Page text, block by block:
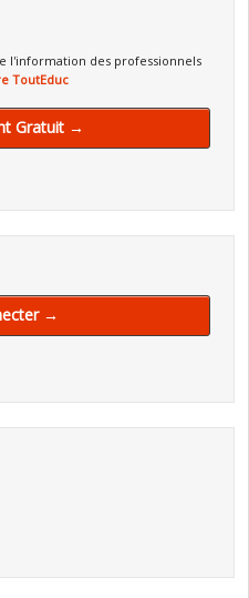
l'information des professionnels
ToutEduc
Gratuit →
→